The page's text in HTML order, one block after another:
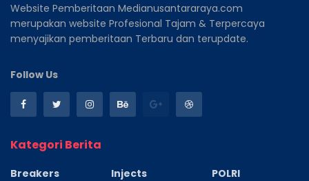
Website Pemberitaan Medianusantararaya.com
merupakan website Profesional Tajam & Terpercaya
menyajikan pemberitaan Terbaru dan terupdate.
Follow Us
Kategori Berita
Breakers
Injects
POLRI